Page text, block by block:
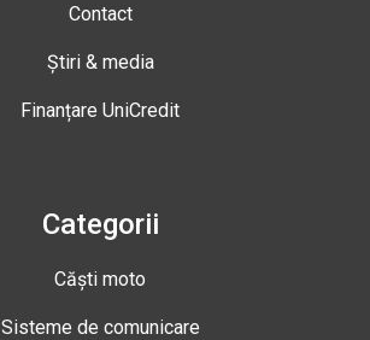
Contact
Știri & media
Finanțare UniCredit
Categorii
Căști moto
Sisteme de comunicare